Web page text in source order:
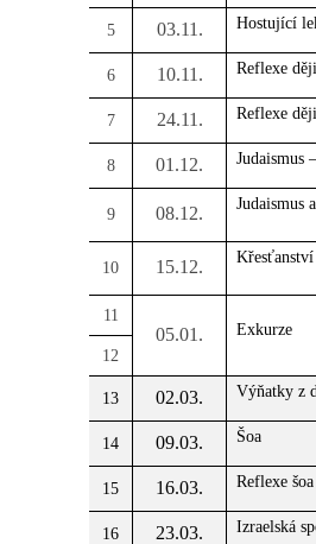
5 03.11. Hostující
6 10.11. Reflexe
7 24.11. Reflexe
8 01.12. Judaismus
9 08.12. Judaismus
10 15.12. Křesťanství
11
05.01.
Exkurze
12
13 02.03. Výňatky z
14 09.03. Šoa
15 16.03. Reflexe
16 23.03. Izraelská